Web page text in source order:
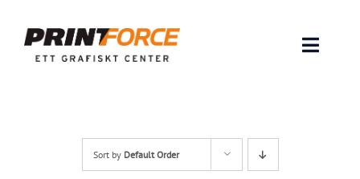
content
Toggle
INSPIRATIONSort by Default Order